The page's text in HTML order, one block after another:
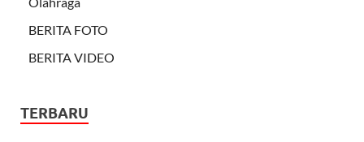
BERITA FOTO
BERITA VIDEO
TERBARU